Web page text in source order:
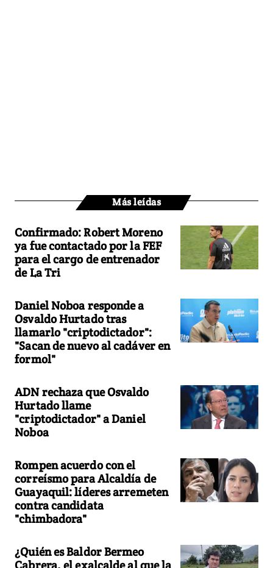
Más leídas
Confirmado: Robert Moreno
ya fue contactado por la FEF
para el cargo de entrenador
de La Tri
Daniel Noboa responde a
Osvaldo Hurtado tras
llamarlo "criptodictador":
"Sacan de nuevo al cadáver en
formol"
ADN rechaza que Osvaldo
Hurtado llame
"criptodictador" a Daniel
Noboa
Rompen acuerdo con el
correísmo para Alcaldía de
Guayaquil: líderes arremeten
contra candidata
"chimbadora"
¿Quién es Baldor Bermeo
Cabrera, el exalcalde al que la